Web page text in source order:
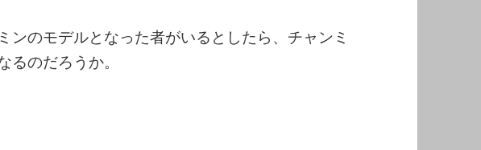
ンのモデルとなった者がいるとしたら、チャンミ
るのだろうか。